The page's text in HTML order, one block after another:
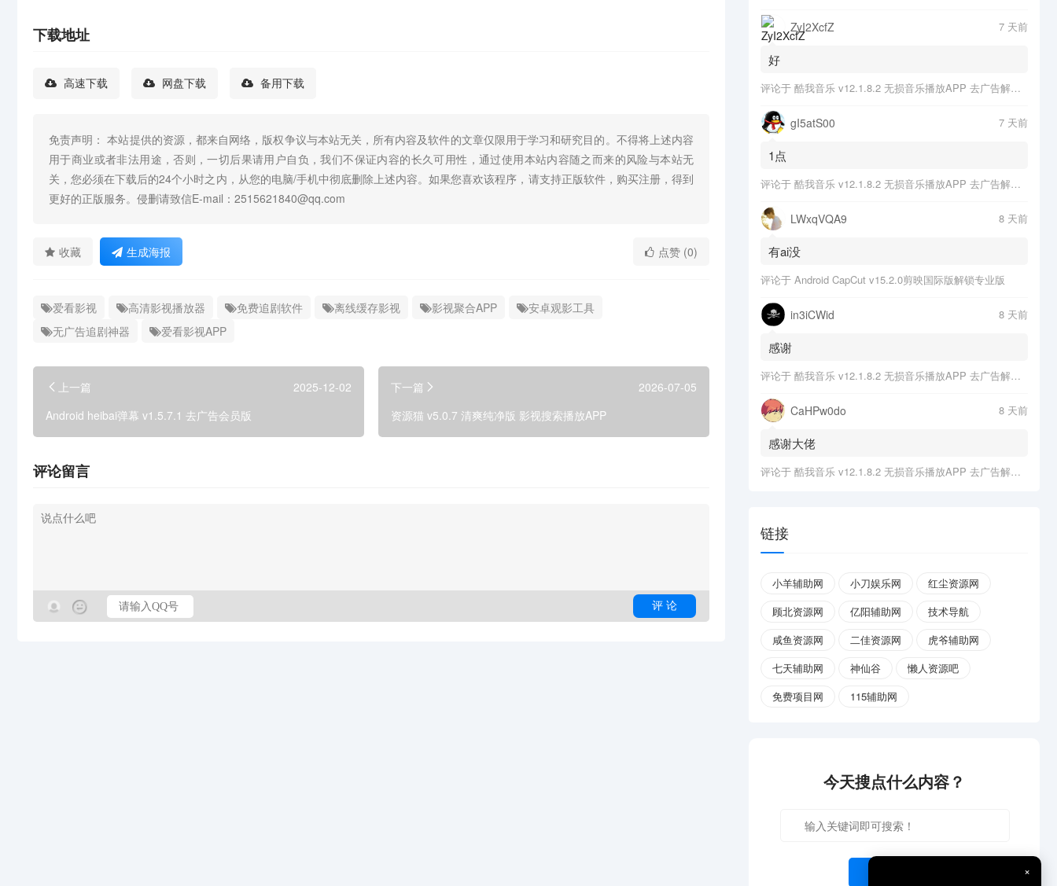
下载地址
高速下载 网盘下载 备用下载
免责声明： 本站提供的资源，都来自网络，版权争议与本站无关，所有内容及软件的文章仅限用于学习和研究目的。不得将上述内容
用于商业或者非法用途，否则，一切后果请用户自负，我们不保证内容的长久可用性，通过使用本站内容随之而来的风险与本站无
关，您必须在下载后的24个小时之内，从您的电脑/手机中彻底删除上述内容。如果您喜欢该程序，请支持正版软件，购买注册，得到
更好的正版服务。侵删请致信E-mail：2515621840@qq.com
收藏 生成海报 点赞 (0)
爱看影视 高清影视播放器 免费追剧软件 离线缓存影视 影视聚合APP
安卓观影工具
无广告追剧神器
爱看影视APP
上一篇
2025-12-02
Android heibai弹幕 v1.5.7.1 去广告会员版
下一篇
2026-07-05
资源猫 v5.0.7 清爽纯净版 影视搜索播放APP
评论留言
ZyI2XcfZ 7 天前
好
评论于 酷我音乐 v12.1.8.2 无损音乐播放APP 去广告解锁会员版
gI5atS00 7 天前
1点
评论于 酷我音乐 v12.1.8.2 无损音乐播放APP 去广告解锁会员版
LWxqVQA9 8 天前
有ai没
评论于 Android CapCut v15.2.0剪映国际版解锁专业版
in3iCWid 8 天前
感谢
评论于 酷我音乐 v12.1.8.2 无损音乐播放APP 去广告解锁会员版
CaHPw0do 8 天前
感谢大佬
评论于 酷我音乐 v12.1.8.2 无损音乐播放APP 去广告解锁会员版
链接
小羊辅助网 小刀娱乐网
红尘资源网
顾北资源网
亿阳辅助网
技术导航
咸鱼资源网
二佳资源网
虎爷辅助网
七天辅助网
神仙谷
懒人资源吧
免费项目网
115辅助网
今天搜点什么内容？
×